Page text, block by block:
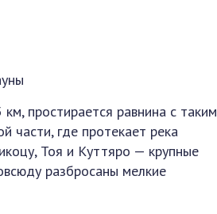
простирается равнина с таким
части, где протекает река
Тоя и Куттяро — крупные
разбросаны мелкие